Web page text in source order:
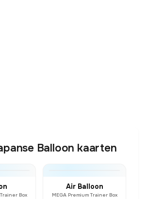
Balloon kaarten
Box
Air Balloon
MEGA Premium Trainer Box